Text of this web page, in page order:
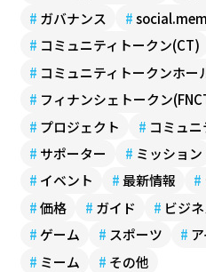
# ガバナンス #
# コミュニティトークン(CT)
# コミュニティトークンホー
# フィナンシェトークン
# プロジェクト # コミュニ
# サポーター # ミッション
# イベント #最新情報 #
#価格 # ガイド # ビジ
# ゲーム # スポーツ #
# ミーム # その他